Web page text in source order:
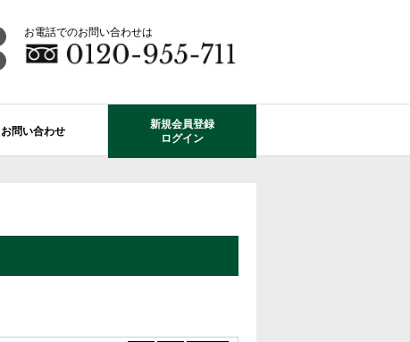
お電話でのお問い合わせは
お問い合わせ
新規会員登録
ログイン